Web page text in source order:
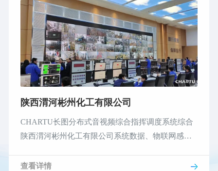
陕西渭河彬州化工有限公司
CHARTU长图分布式音视频综合指挥调度系统综合
陕西渭河彬州化工有限公司系统数据、物联网感知
查看详情